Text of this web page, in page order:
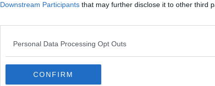
Downstream Participants that may further disclose it to other third
Personal Data Processing Opt Outs
CONFIRM